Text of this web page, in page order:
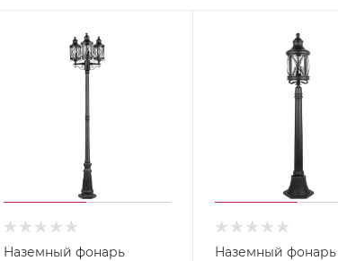
Наземный фонарь
Наземный фонарь